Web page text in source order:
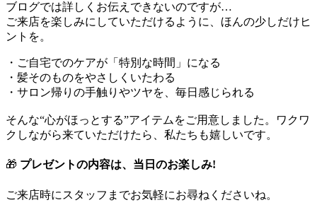
ブログでは詳しくお伝えできないのですが…
ご来店を楽しみにしていただけるように、ほんの少しだけヒ
ントを。
・ご自宅でのケアが「特別な時間」になる
・髪そのものをやさしくいたわる
・サロン帰りの手触りやツヤを、毎日感じられる
そんな“心がほっとする”アイテムをご用意しました。ワクワ
クしながら来ていただけたら、私たちも嬉しいです。
🎁 プレゼントの内容は、当日のお楽しみ!
ご来店時にスタッフまでお気軽にお尋ねくださいね。